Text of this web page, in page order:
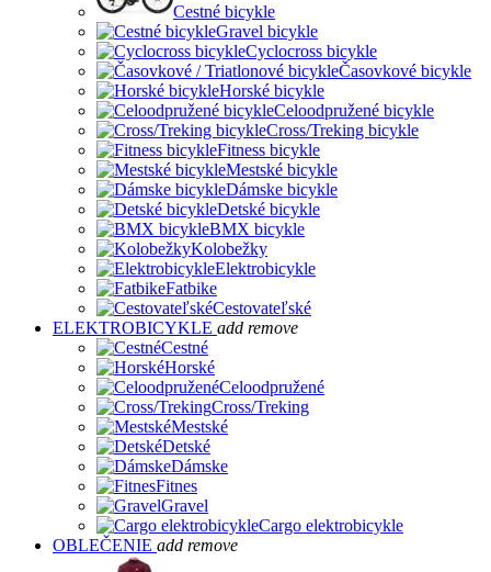
Cestné bicykle
Gravel bicykle
Cyclocross bicykle
Časovkové bicykle
Horské bicykle
Celoodpružené bicykle
Cross/Treking bicykle
Fitness bicykle
Mestské bicykle
Dámske bicykle
Detské bicykle
BMX bicykle
Kolobežky
Elektrobicykle
Fatbike
Cestovateľské
ELEKTROBICYKLE add remove
Cestné
Horské
Celoodpružené
Cross/Treking
Mestské
Detské
Dámske
Fitnes
Gravel
Cargo elektrobicykle
OBLEČENIE add remove